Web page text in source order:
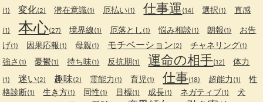
(1) 変化(2) 潜在意識(1) 厄払い(1) 仕事運 (14) 選択(1) 直感
(1) 本心(27) 境界線(1) 厄落とし (1) 悩み相談(1) 朗報(1)
お告
げ(1) 因果応報(1) 母親(1) モチベーション(2) チャネリング(1)
強さ (1) 憂鬱(1) 持ち味(1) 反抗期(1) 運命の相手(12) 体力
(1) 迷い(2) 趣味(2) 霊能力 (1) 育児 (1) 仕事(18) 超能力 (1)
性
格診断(1) 生き方(1) 同性(1) 目標(1) 成長(1) ネガティブ(1) 犬